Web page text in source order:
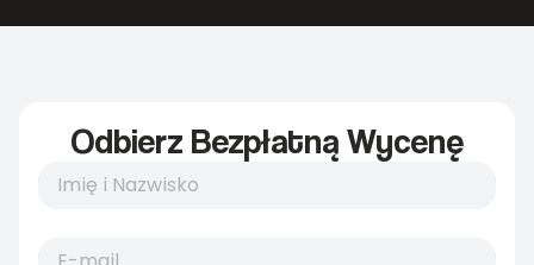
Odbierz Bezpłatną Wycenę